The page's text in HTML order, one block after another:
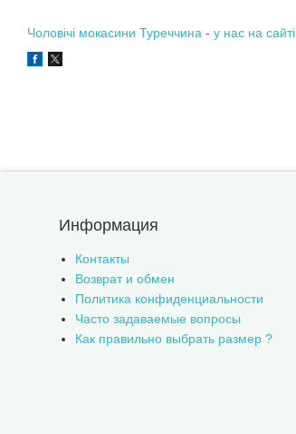
Чоловічі мокасини Туреччина - у нас на сайті
Информация
Контакты
Возврат и обмен
Политика конфиденциальности
Часто задаваемые вопросы
Как правильно выбрать размер ?